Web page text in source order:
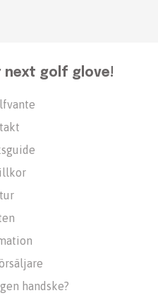
next golf glove!
handske?